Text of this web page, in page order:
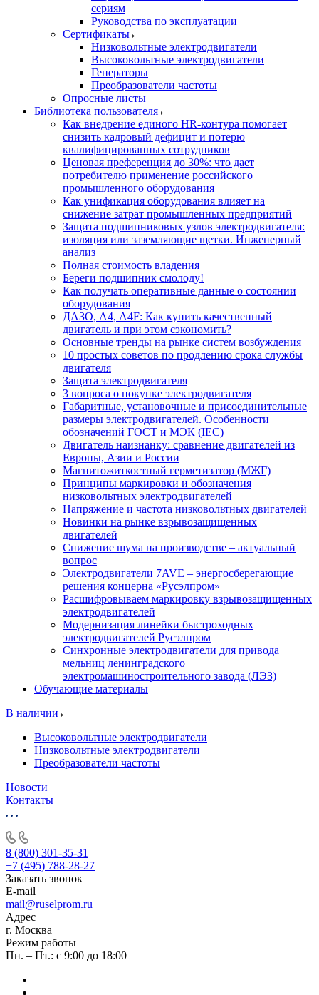
сериям
Руководства по эксплуатации
Сертификаты
Низковольтные электродвигатели
Высоковольтные электродвигатели
Генераторы
Преобразователи частоты
Опросные листы
Библиотека пользователя
Как внедрение единого HR-контура помогает
снизить кадровый дефицит и потерю
квалифицированных сотрудников
Ценовая преференция до 30%: что дает
потребителю применение российского
промышленного оборудования
Как унификация оборудования влияет на
снижение затрат промышленных предприятий
Защита подшипниковых узлов электродвигателя:
изоляция или заземляющие щетки. Инженерный
анализ
Полная стоимость владения
Береги подшипник смолоду!
Как получать оперативные данные о состоянии
оборудования
ДАЗО, А4, А4F: Как купить качественный
двигатель и при этом сэкономить?
Основные тренды на рынке систем возбуждения
10 простых советов по продлению срока службы
двигателя
Защита электродвигателя
3 вопроса о покупке электродвигателя
Габаритные, установочные и присоединительные
размеры электродвигателей. Особенности
обозначений ГОСТ и МЭК (IEC)
Двигатель наизнанку: сравнение двигателей из
Европы, Азии и России
Магнитожиткостный герметизатор (МЖГ)
Принципы маркировки и обозначения
низковольтных электродвигателей
Напряжение и частота низковольтных двигателей
Новинки на рынке взрывозащищенных
двигателей
Снижение шума на производстве – актуальный
вопрос
Электродвигатели 7AVE – энергосберегающие
решения концерна «Русэлпром»
Расшифровываем маркировку взрывозащищенных
электродвигателей
Модернизация линейки быстроходных
электродвигателей Русэлпром
Синхронные электродвигатели для привода
мельниц ленинградского
электромашиностроительного завода (ЛЭЗ)
Обучающие материалы
В наличии
Высоковольтные электродвигатели
Низковольтные электродвигатели
Преобразователи частоты
Новости
Контакты
8 (800) 301-35-31
+7 (495) 788-28-27
Заказать звонок
E-mail
mail@ruselprom.ru
Адрес
г. Москва
Режим работы
Пн. – Пт.: с 9:00 до 18:00